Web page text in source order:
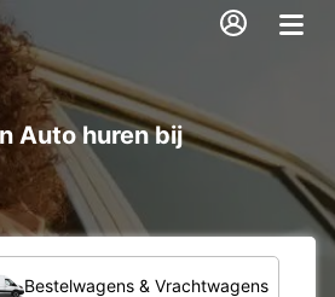
Auto huren bij
Bestelwagens & Vrachtwagens